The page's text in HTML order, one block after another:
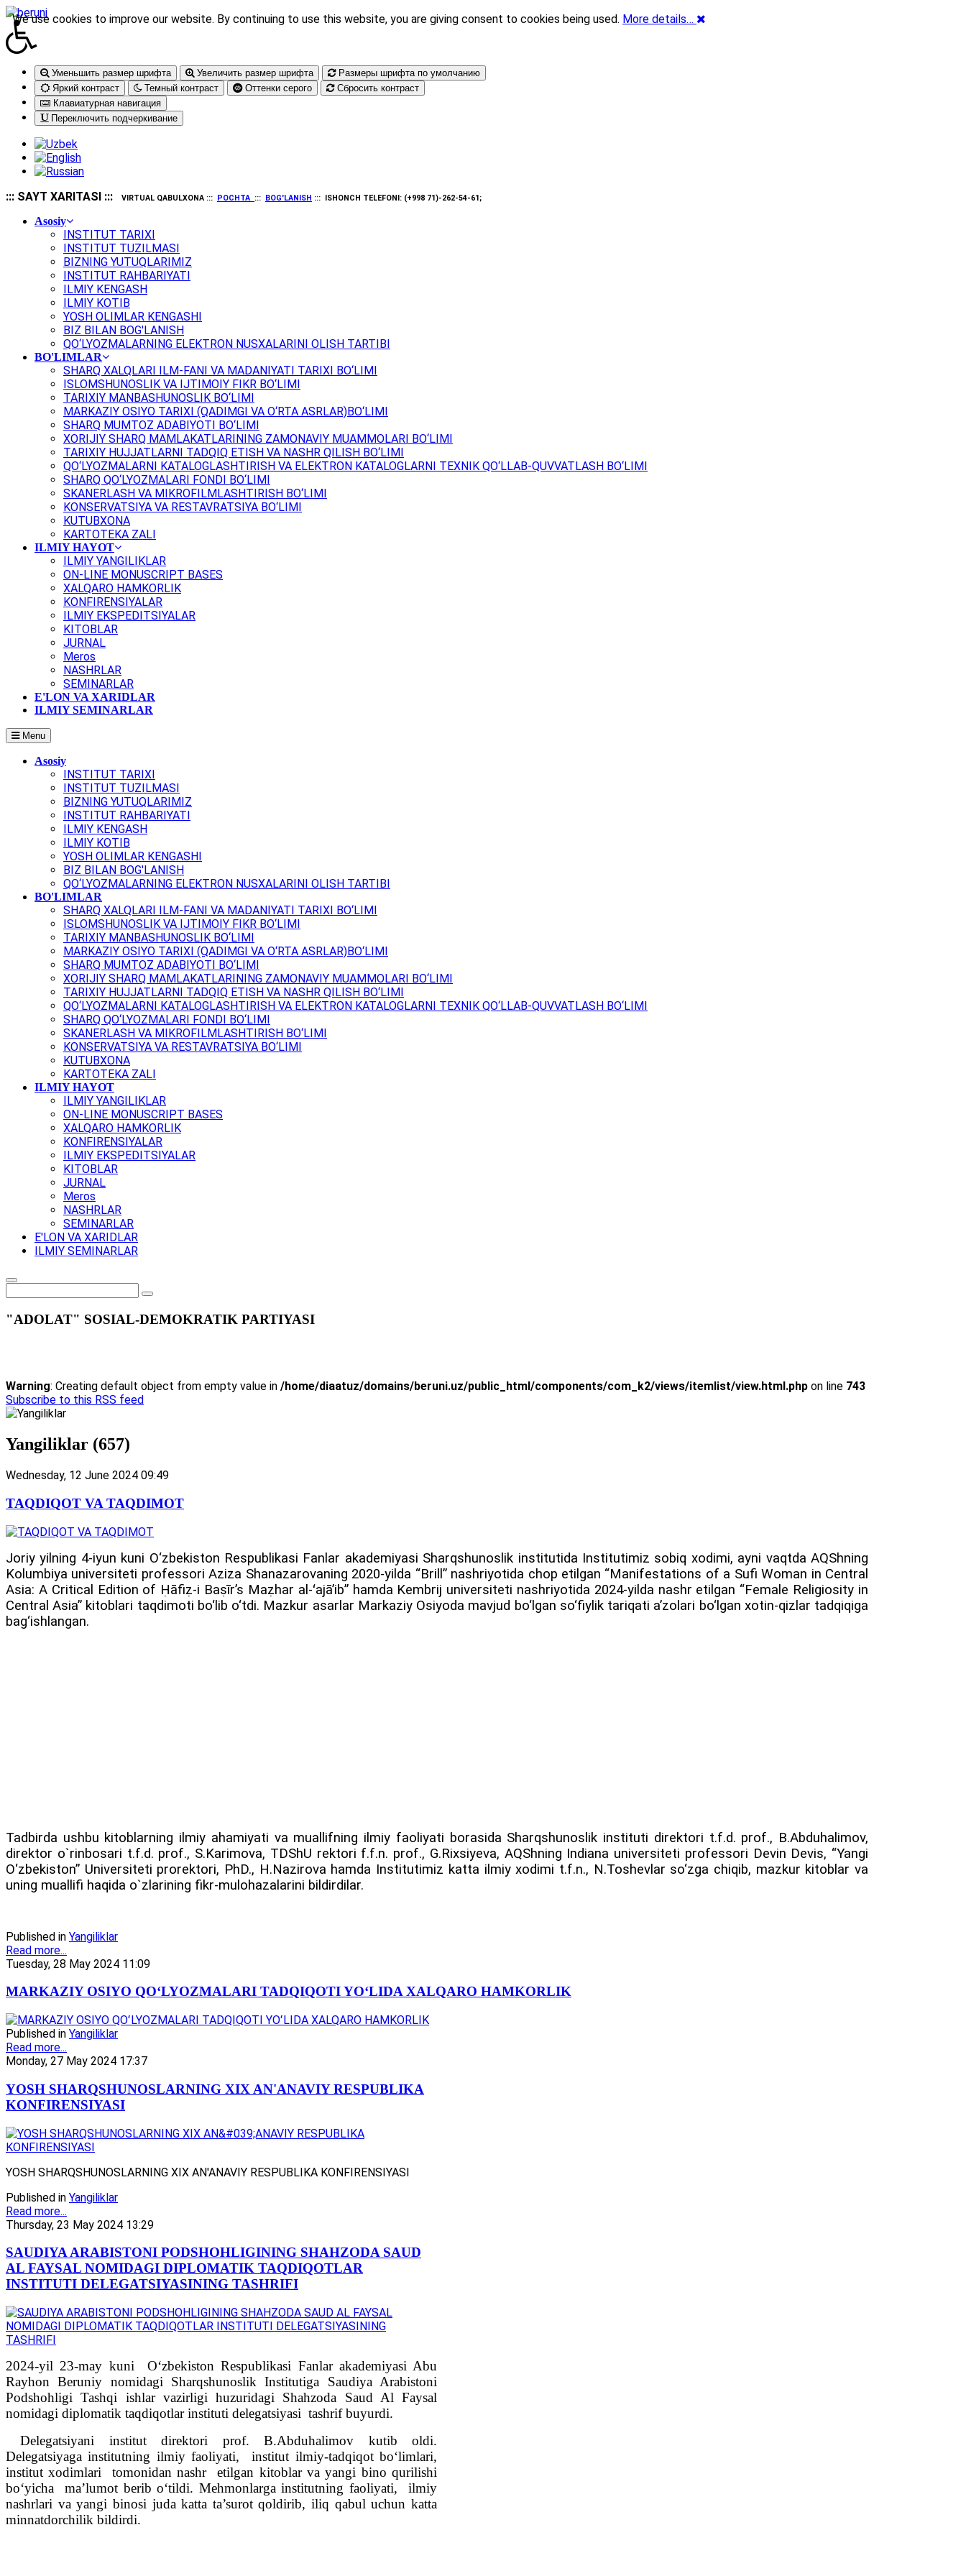
Уменьшить размер шрифта Увеличить размер шрифта
Размеры шрифта по умолчанию
Яркий контраст
Темный контраст Оттенки серого
Сбросить контраст
Клавиатурная навигация
Переключить подчеркивание
::: SAYT XARITASI ::: VIRTUAL QABULXONA ::: POCHTA ::: BOG'LANISH ::: ISHONCH TELEFONI: (+998 71)-262-54-61;
Asosiy
INSTITUT TARIXI
INSTITUT TUZILMASI
BIZNING YUTUQLARIMIZ
INSTITUT RAHBARIYATI
ILMIY KENGASH
ILMIY KOTIB
YOSH OLIMLAR KENGASHI
BIZ BILAN BOG'LANISH
QO‘LYOZMALARNING ELEKTRON NUSXALARINI OLISH TARTIBI
BO'LIMLAR
SHARQ XALQLARI ILM-FANI VA MADANIYATI TARIXI BO‘LIMI
ISLOMSHUNOSLIK VA IJTIMOIY FIKR BO‘LIMI
TARIXIY MANBASHUNOSLIK BO‘LIMI
MARKAZIY OSIYO TARIXI (QADIMGI VA O‘RTA ASRLAR)BO‘LIMI
SHARQ MUMTOZ ADABIYOTI BO‘LIMI
XORIJIY SHARQ MAMLAKATLARINING ZAMONAVIY MUAMMOLARI BO‘LIMI
TARIXIY HUJJATLARNI TADQIQ ETISH VA NASHR QILISH BO‘LIMI
QO‘LYOZMALARNI KATALOGLASHTIRISH VA ELEKTRON KATALOGLARNI TEXNIK QO‘LLAB-QUVVATLASH BO‘LIMI
SHARQ QO‘LYOZMALARI FONDI BO‘LIMI
SKANERLASH VA MIKROFILMLASHTIRISH BO‘LIMI
KONSERVATSIYA VA RESTAVRATSIYA BO‘LIMI
KUTUBXONA
KARTOTEKA ZALI
ILMIY HAYOT
ILMIY YANGILIKLAR
ON-LINE MONUSCRIPT BASES
XALQARO HAMKORLIK
KONFIRENSIYALAR
ILMIY EKSPEDITSIYALAR
KITOBLAR
JURNAL
Meros
NASHRLAR
SEMINARLAR
E'LON VA XARIDLAR
ILMIY SEMINARLAR
Menu
Asosiy
INSTITUT TARIXI
INSTITUT TUZILMASI
BIZNING YUTUQLARIMIZ
INSTITUT RAHBARIYATI
ILMIY KENGASH
ILMIY KOTIB
YOSH OLIMLAR KENGASHI
BIZ BILAN BOG'LANISH
QO‘LYOZMALARNING ELEKTRON NUSXALARINI OLISH TARTIBI
BO'LIMLAR
SHARQ XALQLARI ILM-FANI VA MADANIYATI TARIXI BO‘LIMI
ISLOMSHUNOSLIK VA IJTIMOIY FIKR BO‘LIMI
TARIXIY MANBASHUNOSLIK BO‘LIMI
MARKAZIY OSIYO TARIXI (QADIMGI VA O‘RTA ASRLAR)BO‘LIMI
SHARQ MUMTOZ ADABIYOTI BO‘LIMI
XORIJIY SHARQ MAMLAKATLARINING ZAMONAVIY MUAMMOLARI BO‘LIMI
TARIXIY HUJJATLARNI TADQIQ ETISH VA NASHR QILISH BO‘LIMI
QO‘LYOZMALARNI KATALOGLASHTIRISH VA ELEKTRON KATALOGLARNI TEXNIK QO‘LLAB-QUVVATLASH BO‘LIMI
SHARQ QO‘LYOZMALARI FONDI BO‘LIMI
SKANERLASH VA MIKROFILMLASHTIRISH BO‘LIMI
KONSERVATSIYA VA RESTAVRATSIYA BO‘LIMI
KUTUBXONA
KARTOTEKA ZALI
ILMIY HAYOT
ILMIY YANGILIKLAR
ON-LINE MONUSCRIPT BASES
XALQARO HAMKORLIK
KONFIRENSIYALAR
ILMIY EKSPEDITSIYALAR
KITOBLAR
JURNAL
Meros
NASHRLAR
SEMINARLAR
E'LON VA XARIDLAR
ILMIY SEMINARLAR
"ADOLAT" SOSIAL-DEMOKRATIK PARTIYASI
Warning: Creating default object from empty value in /home/diaatuz/domains/beruni.uz/public_html/components/com_k2/views/itemlist/view.html.php on line 743
Subscribe to this RSS feed
Yangiliklar (657)
Wednesday, 12 June 2024 09:49
TAQDIQOT VA TAQDIMOT
Joriy yilning 4-iyun kuni O‘zbekiston Respublikasi Fanlar akademiyasi Sharqshunoslik institutida Institutimiz sobiq xodimi, ayni vaqtda AQShning
Kolumbiya universiteti professori Aziza Shanazarovaning 2020-yilda “Brill” nashriyotida chop etilgan “Manifestations of a Sufi Woman in Central
Asia: A Critical Edition of Ḥāfiẓ-i Baṣīr’s Maẓhar al-ʻajā’ib” hamda Kembrij universiteti nashriyotida 2024-yilda nashr etilgan “Female Religiosity in
Central Asia” kitoblari taqdimoti bo‘lib o‘tdi. Mazkur asarlar Markaziy Osiyoda mavjud bo‘lgan so‘fiylik tariqati a’zolari bo‘lgan xotin-qizlar tadqiqiga
bag‘ishlangan.
Tadbirda ushbu kitoblarning ilmiy ahamiyati va muallifning ilmiy faoliyati borasida Sharqshunoslik instituti direktori t.f.d. prof., B.Abduhalimov,
direktor o`rinbosari t.f.d. prof., S.Karimova, TDShU rektori f.f.n. prof., G.Rixsiyeva, AQShning Indiana universiteti professori Devin Devis, “Yangi
O‘zbekiston” Universiteti prorektori, PhD., H.Nazirova hamda Institutimiz katta ilmiy xodimi t.f.n., N.Toshevlar so‘zga chiqib, mazkur kitoblar va
uning muallifi haqida o`zlarining fikr-mulohazalarini bildirdilar.
Published in Yangiliklar
Read more...
Tuesday, 28 May 2024 11:09
MARKAZIY OSIYO QOʻLYOZMALARI TADQIQOTI YOʻLIDA XALQARO HAMKORLIK
Published in Yangiliklar
Read more...
Monday, 27 May 2024 17:37
YOSH SHARQSHUNOSLARNING XIX AN'ANAVIY RESPUBLIKA
KONFIRENSIYASI
YOSH SHARQSHUNOSLARNING XIX AN'ANAVIY RESPUBLIKA KONFIRENSIYASI
Published in Yangiliklar
Read more...
Thursday, 23 May 2024 13:29
SAUDIYA ARABISTONI PODSHOHLIGINING SHAHZODA SAUD
AL FAYSAL NOMIDAGI DIPLOMATIK TAQDIQOTLAR
INSTITUTI DELEGATSIYASINING TASHRIFI
2024-yil 23-may kuni O‘zbekiston Respublikasi Fanlar akademiyasi Abu
Rayhon Beruniy nomidagi Sharqshunoslik Institutiga Saudiya Arabistoni
Podshohligi Tashqi ishlar vazirligi huzuridagi Shahzoda Saud Al Faysal
nomidagi diplomatik taqdiqotlar instituti delegatsiyasi tashrif buyurdi.
Delegatsiyani institut direktori prof. B.Abduhalimov kutib oldi.
Delegatsiyaga institutning ilmiy faoliyati, institut ilmiy-tadqiqot bo‘limlari,
institut xodimlari tomonidan nashr etilgan kitoblar va yangi bino qurilishi
bo‘yicha ma’lumot berib o‘tildi. Mehmonlarga institutning faoliyati, ilmiy
nashrlari va yangi binosi juda katta ta’surot qoldirib, iliq qabul uchun katta
minnatdorchilik bildirdi.
We use cookies to improve our website. By continuing to use this website, you are giving consent to cookies being used. More details…